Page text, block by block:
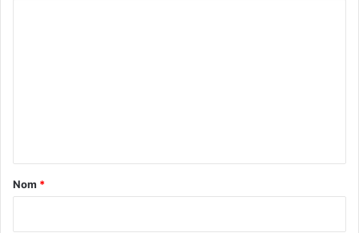
a
Nom *